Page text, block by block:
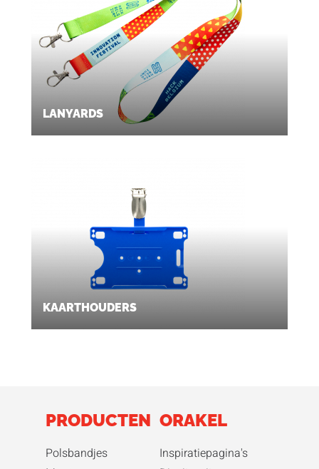
LANYARDS
KAARTHOUDERS
PRODUCTEN
Polsbandjes
ORAKEL
Inspiratiepagina's